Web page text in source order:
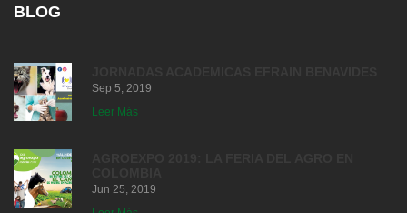
BLOG
Sep 5, 2019
Leer Más
Jun 25, 2019